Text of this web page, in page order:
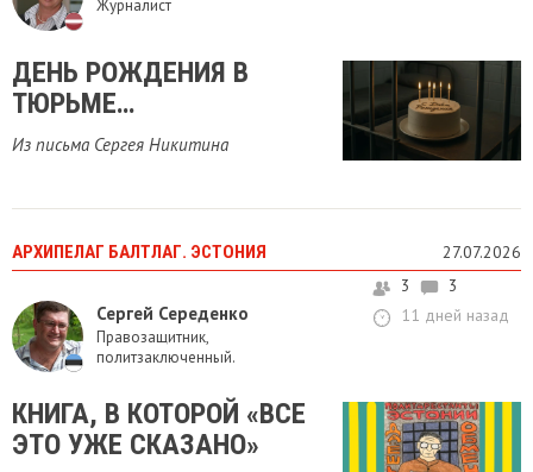
Журналист
ДЕНЬ РОЖДЕНИЯ В
ТЮРЬМЕ…
Из письма Сергея Никитина
АРХИПЕЛАГ БАЛТЛАГ. ЭСТОНИЯ 27.07.2026
Сергей Середенко
Правозащитник,
политзаключенный.
3
3
11 дней назад
КНИГА, В КОТОРОЙ «ВСЕ
ЭТО УЖЕ СКАЗАНО»